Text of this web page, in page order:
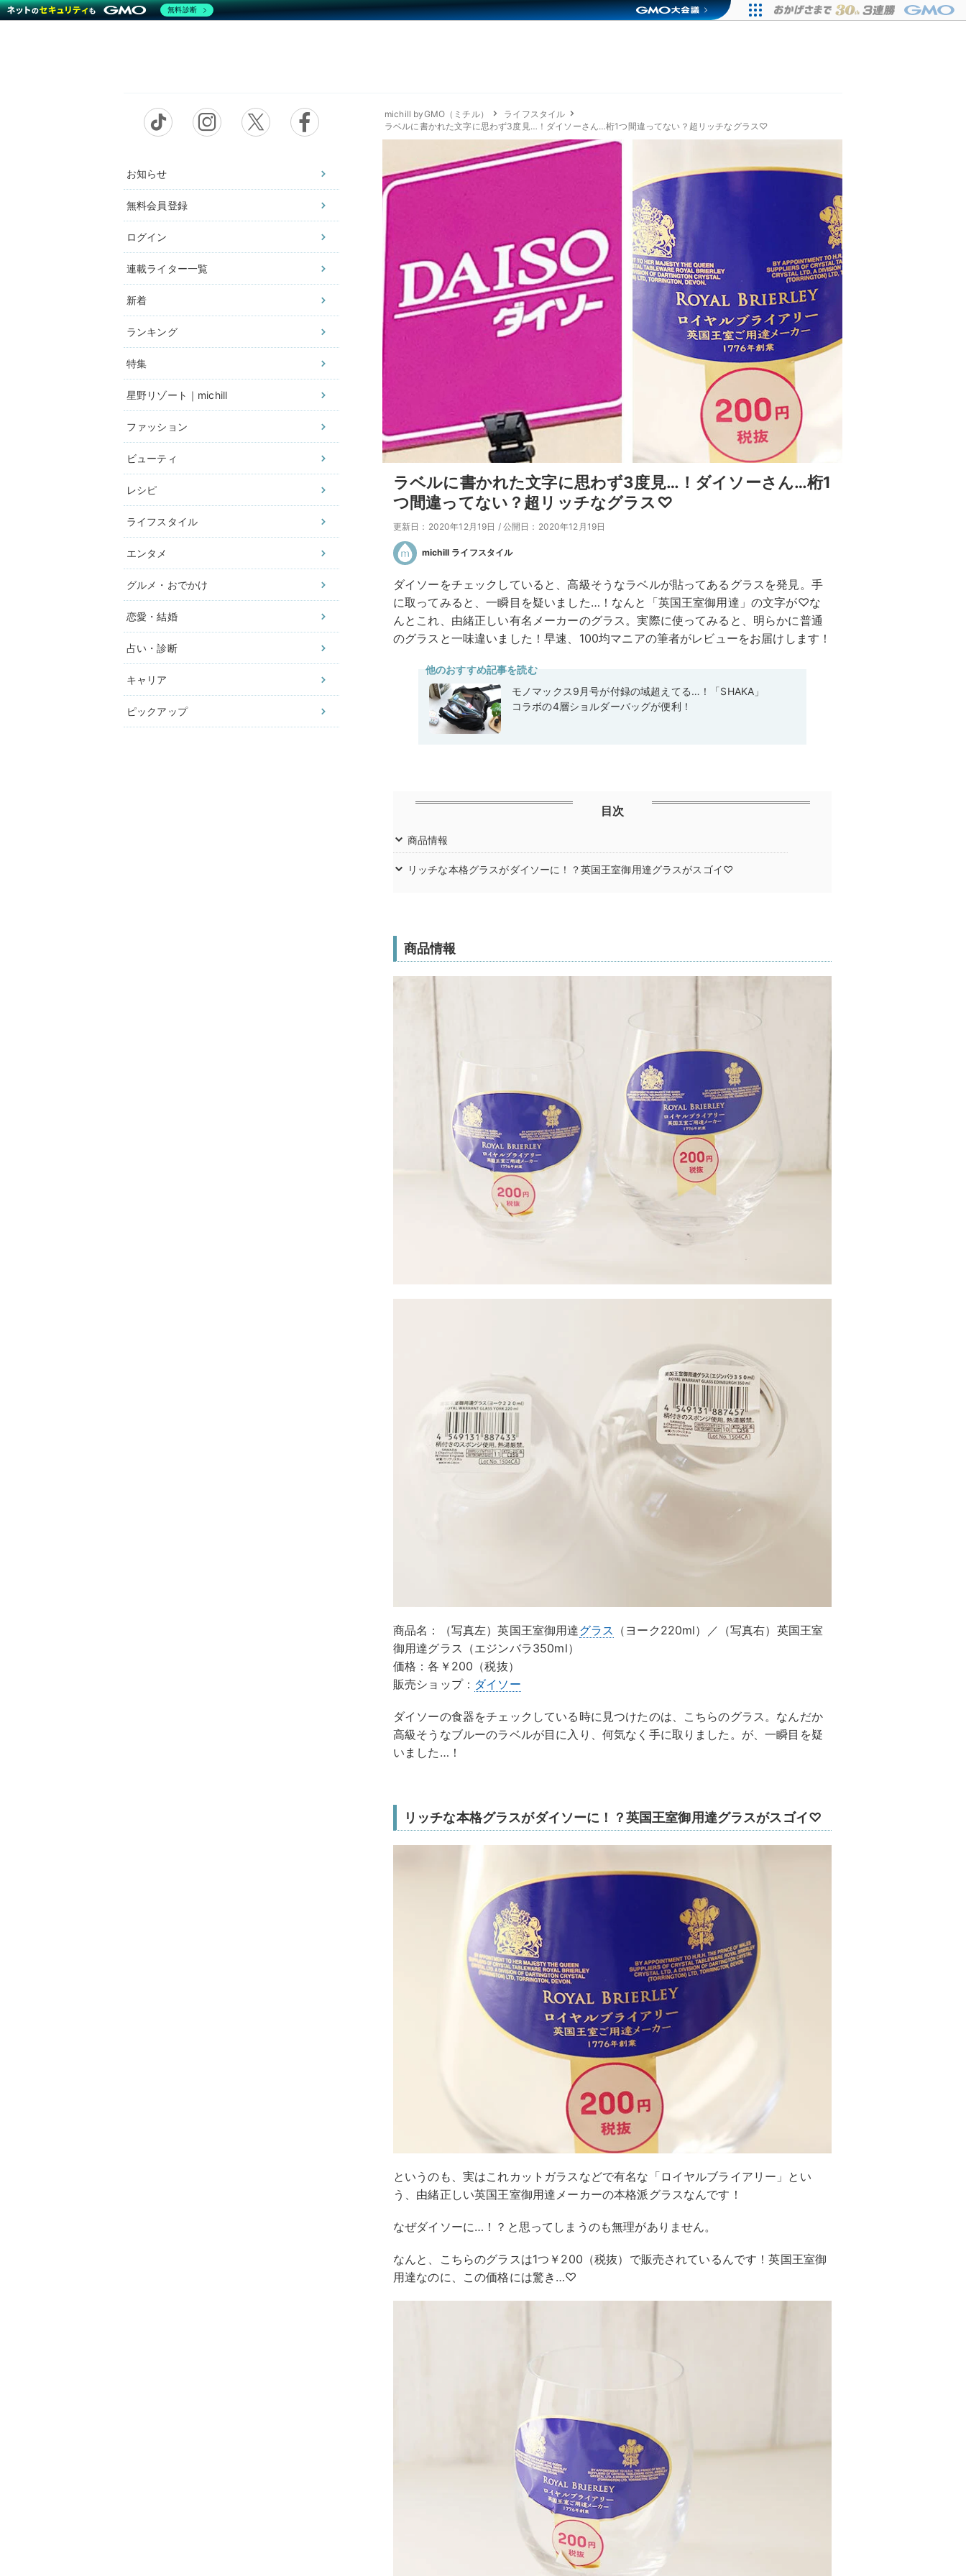
お知らせ
無料会員登録
ログイン
連載ライター一覧
新着
ランキング
特集
星野リゾート｜michill
ファッション
ビューティ
レシピ
ライフスタイル
エンタメ
グルメ・おでかけ
恋愛・結婚
占い・診断
キャリア
ピックアップ
michill byGMO（ミチル）
ライフスタイル
ラベルに書かれた文字に思わず3度見…！ダイソーさん…桁1つ間違ってない？超リッチなグラス♡
ラベルに書かれた文字に思わず3度見…！ダイソーさん…桁1
つ間違ってない？超リッチなグラス♡
更新日：2020年12月19日 / 公開日：2020年12月19日
michill ライフスタイル
ダイソーをチェックしていると、高級そうなラベルが貼ってあるグラスを発見。手
に取ってみると、一瞬目を疑いました…！なんと「英国王室御用達」の文字が♡な
んとこれ、由緒正しい有名メーカーのグラス。実際に使ってみると、明らかに普通
のグラスと一味違いました！早速、100均マニアの筆者がレビューをお届けします！
他のおすすめ記事を読む
モノマックス9月号が付録の域超えてる…！「SHAKA」
コラボの4層ショルダーバッグが便利！
目次
商品情報
リッチな本格グラスがダイソーに！？英国王室御用達グラスがスゴイ♡
商品情報
商品名：（写真左）英国王室御用達グラス （ヨーク220ml）／（写真右）英国王室
御用達グラス（エジンバラ350ml）
価格：各￥200（税抜）
販売ショップ： ダイソー
ダイソーの食器をチェックしている時に見つけたのは、こちらのグラス。なんだか
高級そうなブルーのラベルが目に入り、何気なく手に取りました。が、一瞬目を疑
いました…！
リッチな本格グラスがダイソーに！？英国王室御用達グラスがスゴイ♡
というのも、実はこれカットガラスなどで有名な「ロイヤルブライアリー」とい
う、由緒正しい英国王室御用達メーカーの本格派グラスなんです！
なぜダイソーに…！？と思ってしまうのも無理がありません。
なんと、こちらのグラスは1つ￥200（税抜）で販売されているんです！英国王室御
用達なのに、この価格には驚き…♡
無料診断